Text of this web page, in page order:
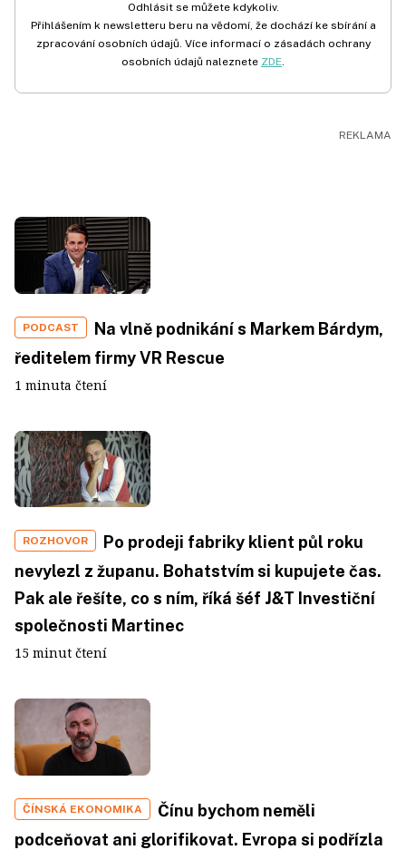
Odhlásit se můžete kdykoliv.
Přihlášením k newsletteru beru na vědomí, že dochází ke sbírání a
zpracování osobních údajů. Více informací o zásadách ochrany
osobních údajů naleznete ZDE.
PODCAST
Na vlně podnikání s Markem Bárdym,
ředitelem firmy VR Rescue
1 minuta čtení
ROZHOVOR
Po prodeji fabriky klient půl roku
nevylezl z županu. Bohatstvím si kupujete čas.
Pak ale řešíte, co s ním, říká šéf J&T Investiční
společnosti Martinec
15 minut čtení
ČÍNSKÁ EKONOMIKA
Čínu bychom neměli
podceňovat ani glorifikovat. Evropa si podřízla